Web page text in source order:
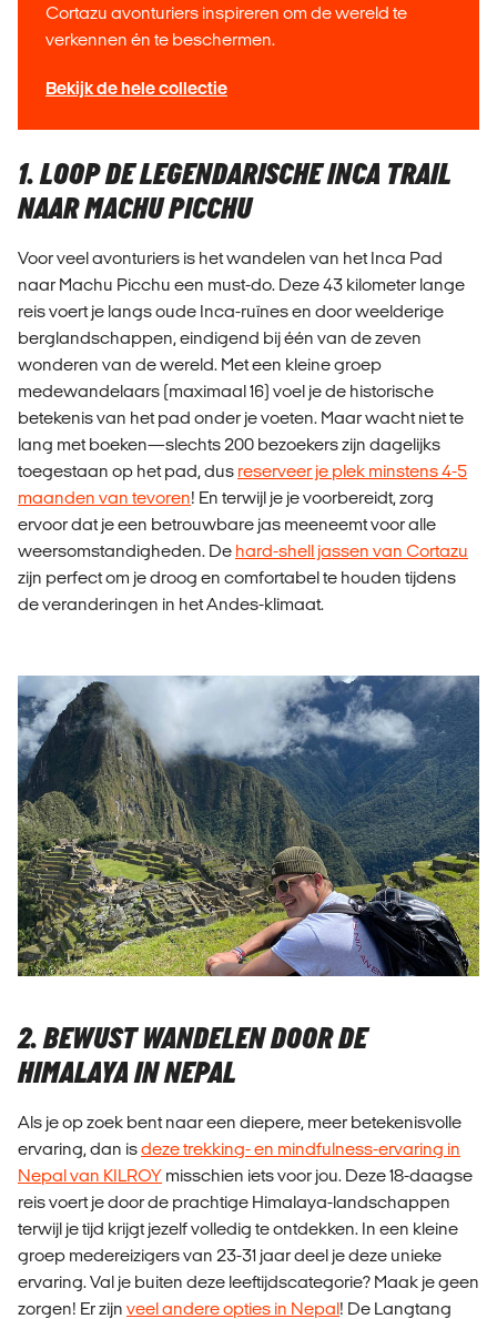
Cortazu avonturiers inspireren om de wereld te
verkennen én te beschermen.
Bekijk de hele collectie
1. LOOP DE LEGENDARISCHE INCA TRAIL
NAAR MACHU PICCHU
Voor veel avonturiers is het wandelen van het Inca Pad
naar Machu Picchu een must-do. Deze 43 kilometer lange
reis voert je langs oude Inca-ruïnes en door weelderige
berglandschappen, eindigend bij één van de zeven
wonderen van de wereld. Met een kleine groep
medewandelaars (maximaal 16) voel je de historische
betekenis van het pad onder je voeten. Maar wacht niet te
lang met boeken—slechts 200 bezoekers zijn dagelijks
toegestaan op het pad, dus reserveer je plek minstens 4-5
maanden van tevoren! En terwijl je je voorbereidt, zorg
ervoor dat je een betrouwbare jas meeneemt voor alle
weersomstandigheden. De hard-shell jassen van Cortazu
zijn perfect om je droog en comfortabel te houden tijdens
de veranderingen in het Andes-klimaat.
2. BEWUST WANDELEN DOOR DE
HIMALAYA IN NEPAL
Als je op zoek bent naar een diepere, meer betekenisvolle
ervaring, dan isdeze trekking- en mindfulness-ervaring in
Nepal van KILROY misschien iets voor jou. Deze 18-daagse
reis voert je door de prachtige Himalaya-landschappen
terwijl je tijd krijgt jezelf volledig te ontdekken. In een kleine
groep medereizigers van 23-31 jaar deel je deze unieke
ervaring. Val je buiten deze leeftijdscategorie? Maak je geen
zorgen! Er zijn veel andere opties in Nepal! De Langtang